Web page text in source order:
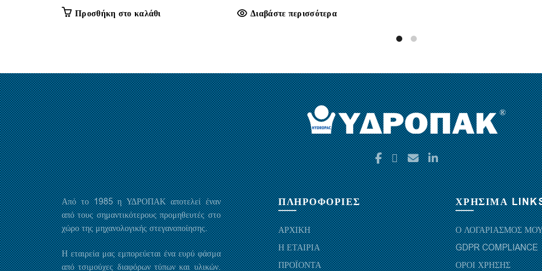
Προσθήκη στο καλάθι Διαβάστε περισσότερα
Από το 1985 η ΥΔΡΟΠΑΚ αποτελεί έναν
από τους σημαντικότερους προμηθευτές στο
χώρο της μηχανολογικής στεγανοποίησης.
Η εταιρεία μας εμπορεύεται ένα ευρύ φάσμα
από τσιμούχες διαφόρων τύπων και υλικών.
ΠΛΗΡΟΦΟΡΙΕΣ
ΑΡΧΙΚΗ
Η ΕΤΑΙΡΙΑ
ΠΡΟΪΟΝΤΑ
ΧΡΗΣΙΜΑ
Ο ΛΟΓΑΡΙΑΣΜΟΣ
GDPR COMPLIANCE
ΟΡΟΙ ΧΡΗΣΗΣ